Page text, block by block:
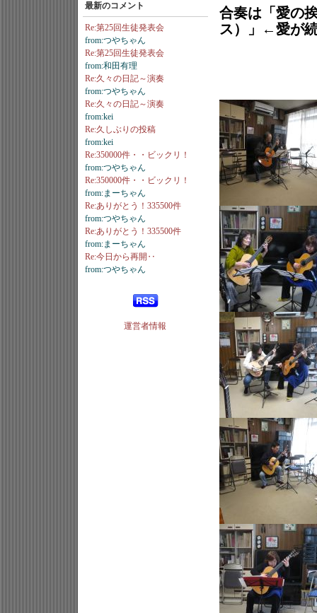
最新のコメント
Re:第25回生徒発表会
from:つやちゃん
Re:第25回生徒発表会
from:和田有理
Re:久々の日記～演奏
from:つやちゃん
Re:久々の日記～演奏
from:kei
Re:久しぶりの投稿
from:kei
Re:350000件・・ビックリ！
from:つやちゃん
Re:350000件・・ビックリ！
from:まーちゃん
Re:ありがとう！335500件
from:つやちゃん
Re:ありがとう！335500件
from:まーちゃん
Re:今日から再開‥
from:つやちゃん
運営者情報
合奏は「愛の
ス）」
←愛が